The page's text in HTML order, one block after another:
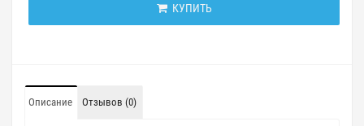
КУПИТЬ
Описание Отзывов (0)